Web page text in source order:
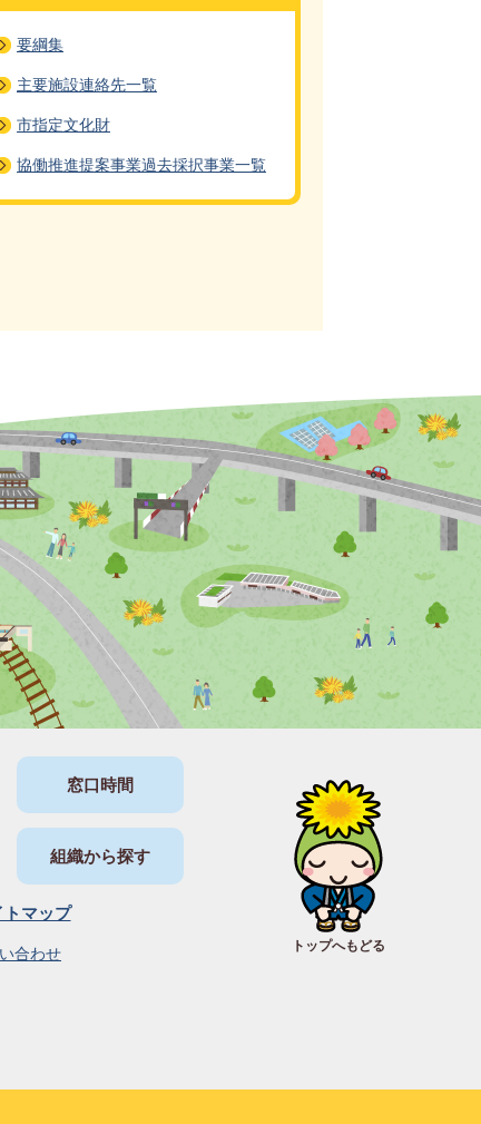
要綱集
主要施設連絡先一覧
市指定文化財
協働推進提案事業過去採択事業一覧
トップへもどる
窓口時間
組織から探す
トマップ
合わせ